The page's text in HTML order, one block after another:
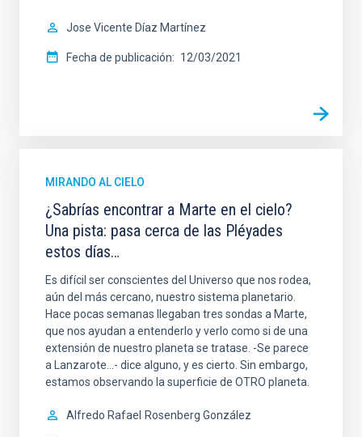
Jose Vicente Díaz Martínez
Fecha de publicación 12/03/2021
MIRANDO AL CIELO
¿Sabrías encontrar a Marte en el cielo?
Una pista: pasa cerca de las Pléyades
estos días…
Es difícil ser conscientes del Universo que nos rodea,
aún del más cercano, nuestro sistema planetario.
Hace pocas semanas llegaban tres sondas a Marte,
que nos ayudan a entenderlo y verlo como si de una
extensión de nuestro planeta se tratase. -Se parece
a Lanzarote…- dice alguno, y es cierto. Sin embargo,
estamos observando la superficie de OTRO planeta.
Alfredo Rafael Rosenberg González